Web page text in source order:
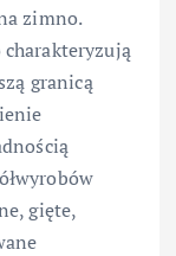
zimno.
granicą
gięte,